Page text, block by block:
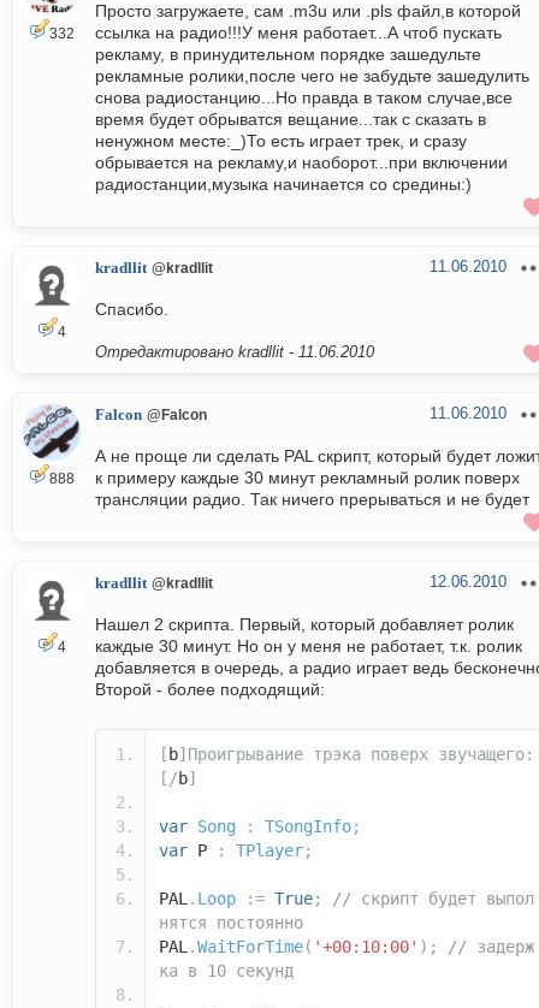
332
Просто загружаете, сам .m3u или .pls файл,в которой
ссылка на радио!!!У меня работает...А чтоб пускать
рекламу, в принудительном порядке зашедульте
рекламные ролики,после чего не забудьте зашедулить
снова радиостанцию...Но правда в таком случае,все
время будет обрыватся вещание...так с сказать в
ненужном месте:_)То есть играет трек, и сразу
обрывается на рекламу,и наоборот...при включении
радиостанции,музыка начинается со средины:)
4
kradllit @kradllit 11.06.2010
Спасибо.
Отредактировано kradllit - 11.06.2010
888
Falcon @Falcon 11.06.2010
А не проще ли сделать PAL скрипт, который будет
к примеру каждые 30 минут рекламный ролик поверх
трансляции радио. Так ничего прерываться и не будет
4
kradllit @kradllit 12.06.2010
Нашел 2 скрипта. Первый, который добавляет ролик
каждые 30 минут. Но он у меня не работает, т.к. ролик
добавляется в очередь, а радио играет ведь
Второй - более подходящий:
[ b]Проигрывание трэка поверх звучащего:
[/b]
var Song : TSongInfo;
var P : TPlayer;
PAL . Loop := True;
// скрипт будет выпол
нятся постоянно
PAL .WaitForTime( '+00:10:00' );
// задерж
ка в 10 секунд